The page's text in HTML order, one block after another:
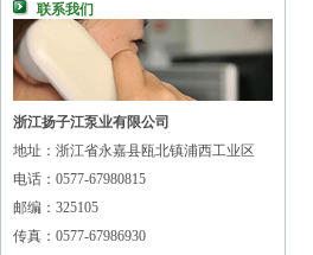
联系我们
浙江扬子江泵业有限公司
地址：浙江省永嘉县瓯北镇浦西工业区
电话：0577-67980815
邮编：325105
传真：0577-67986930